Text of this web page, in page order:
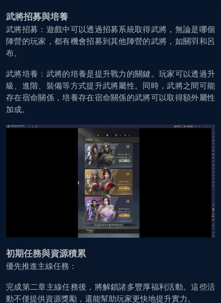
武將招募與培養
武將招募：遊戲中可以透過招募系統取得武將，無論是哪個
陣營的玩家，都有機會招募到其他陣營的武將，如關羽和呂
布。
武將培養：武將的培養是提升戰力的關鍵。玩家可以透過升
級、進階、裝備等方式提升武將屬性。同時，武將之間可能
存在宿命關係，培養存在宿命關係的武將可以取得額外屬性
加成。
初期任務與資源積累
優先推進主線任務：
完成第二章主線任務後，將解鎖諸多豐厚福利活動。這些活
動不僅提供資源獎勵，還能幫助玩家更快地提升實力。